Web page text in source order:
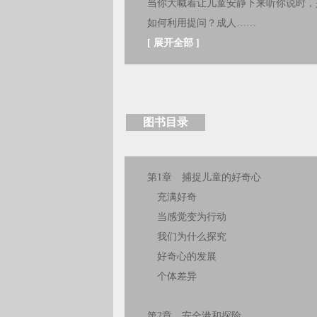
当你大喊着让儿童安静下来听你说时
如何利用提问？成人……
[ 展开全部 ]
图书目录
第1章 捕捉儿童的好奇心
充满好奇
当感觉变为行动
我们为什么探究
好奇心的发展
个体差异